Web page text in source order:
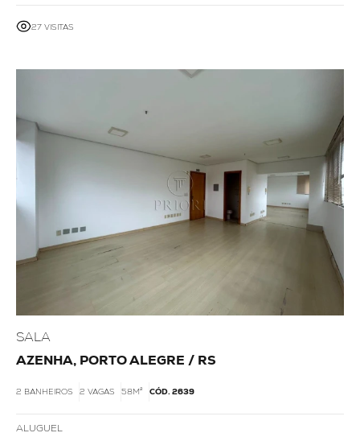
27 VISITAS
SALA
AZENHA, PORTO ALEGRE / RS
2 BANHEIROS 2 VAGAS 58M² CÓD. 2639
ALUGUEL